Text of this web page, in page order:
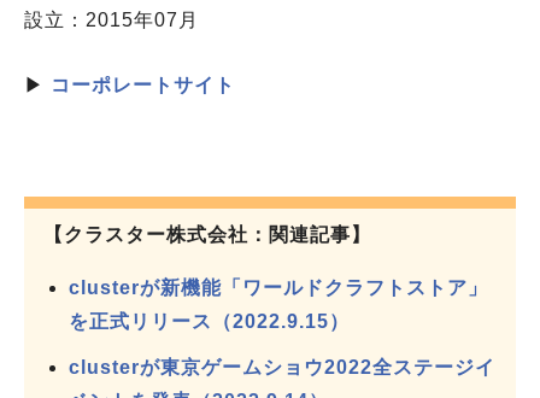
設立：2015年07月
▶ コーポレートサイト
【クラスター株式会社：関連記事】
clusterが新機能「ワールドクラフトストア」
を正式リリース（2022.9.15）
clusterが東京ゲームショウ2022全ステージイ